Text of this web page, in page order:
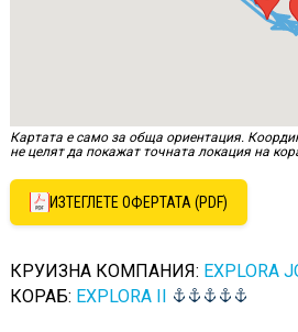
Картата е само за обща ориентация.
не целят да покажат точната локация на
ИЗТЕГЛЕТЕ ОФЕРТАТА (PDF)
КРУИЗНА КОМПАНИЯ: EXPLORA
КОРАБ: EXPLORA II